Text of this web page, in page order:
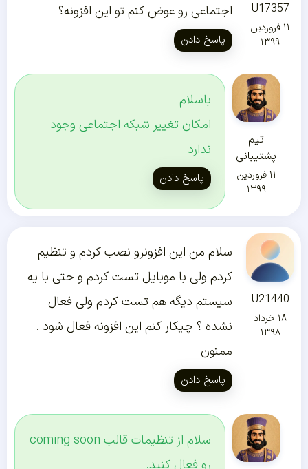
U17357
۱۱ فروردین
۱۳۹۹
اجتماعی رو عوض کنم تو این افزونه؟
پاسخ دادن
تیم
پشتیبانی
۱۱ فروردین
۱۳۹۹
باسلام
امکان تغییر شبکه اجتماعی وجود
ندارد
پاسخ دادن
U21440
۱۸ خرداد
۱۳۹۸
سلام من این افزونرو نصب کردم و تنظیم
کردم ولی با موبایل تست کردم و حتی با یه
سیستم دیگه هم تست کردم ولی فعال
نشده ؟ چیکار کنم این افزونه فعال شود .
ممنون
پاسخ دادن
سلام از تنظیمات قالب coming soon